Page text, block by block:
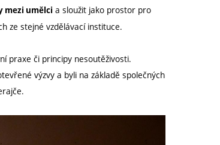
mezi umělci a sloužit jako prostor pro
ze stejné vzdělávací instituce.
praxe či principy nesoutěživosti.
výzvy a byli na základě společných